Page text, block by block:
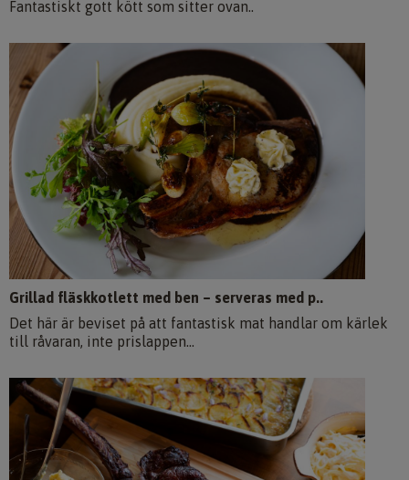
Fantastiskt gott kött som sitter ovan..
Grillad fläskkotlett med ben – serveras med p..
Det här är beviset på att fantastisk mat handlar om kärlek
till råvaran, inte prislappen...